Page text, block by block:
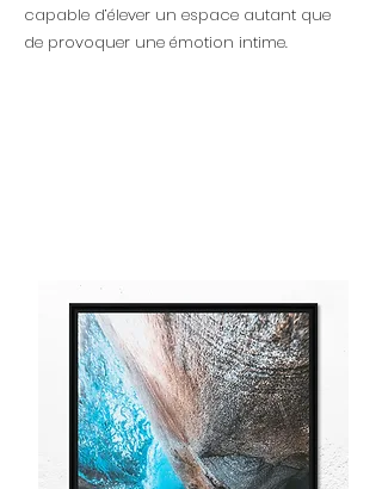
capable d’élever un espace autant que
de provoquer une émotion intime.